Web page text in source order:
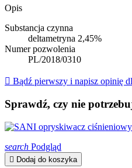
Opis
Substancja czynna
deltametryna 2,45%
Numer pozwolenia
PL/2018/0310
 Bądź pierwszy i napisz opinię
Sprawdź, czy nie
search Podgląd
 Dodaj do koszyka